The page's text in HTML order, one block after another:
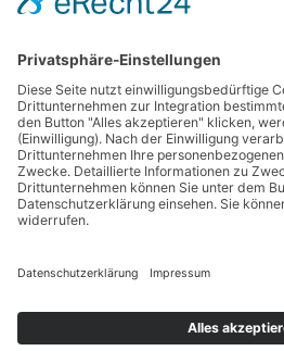
übersichtlich
technischen
Metallbau und
individuelle
Lösungen.
Wir freuen uns auf
0660 529 55 20
Thomas Komleitner